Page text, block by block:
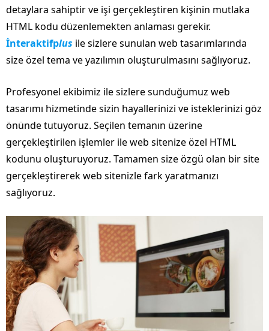
detaylara sahiptir ve işi gerçekleştiren kişinin mutlaka
HTML kodu düzenlemekten anlaması gerekir.
İnteraktifplus ile sizlere sunulan web tasarımlarında
size özel tema ve yazılımın oluşturulmasını sağlıyoruz.
Profesyonel ekibimiz ile sizlere sunduğumuz web
tasarımı hizmetinde sizin hayallerinizi ve isteklerinizi göz
önünde tutuyoruz. Seçilen temanın üzerine
gerçekleştirilen işlemler ile web sitenize özel HTML
kodunu oluşturuyoruz. Tamamen size özgü olan bir site
gerçekleştirerek web sitenizle fark yaratmanızı
sağlıyoruz.